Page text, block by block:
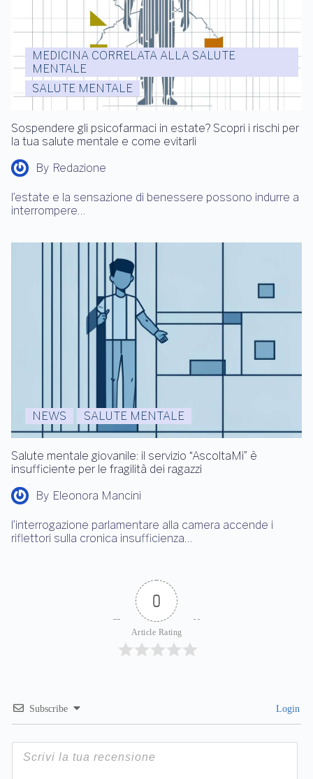
MEDICINA CORRELATA ALLA SALUTE
MENTALE
SALUTE MENTALE
Sospendere gli psicofarmaci in estate? Scopri i rischi per
la tua salute mentale e come evitarli
By Redazione
l’estate e la sensazione di benessere possono indurre a
interrompere…
NEWS SALUTE MENTALE
Salute mentale giovanile: il servizio “AscoltaMi” è
insufficiente per le fragilità dei ragazzi
By Eleonora Mancini
l’interrogazione parlamentare alla camera accende i
riflettori sulla cronica insufficienza…
0
Article Rating
Subscribe Login